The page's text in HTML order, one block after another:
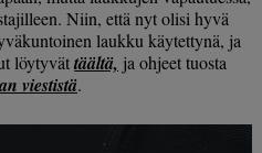
Niin, että nyt olisi hyvä
laukku käytettynä, ja
löytyvättäältä, ja ohjeet tuosta
viestistä.